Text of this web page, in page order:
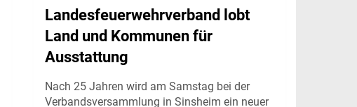
Landesfeuerwehrverband lobt
Land und Kommunen für
Ausstattung
Nach 25 Jahren wird am Samstag bei der
Verbandsversammlung in Sinsheim ein neuer